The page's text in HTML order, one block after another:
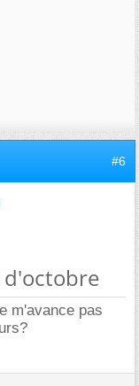
#6
d'octobre
m'avance pas